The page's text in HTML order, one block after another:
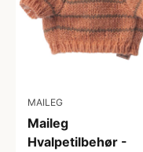
MAILEG
Maileg
Hvalpetilbehør -